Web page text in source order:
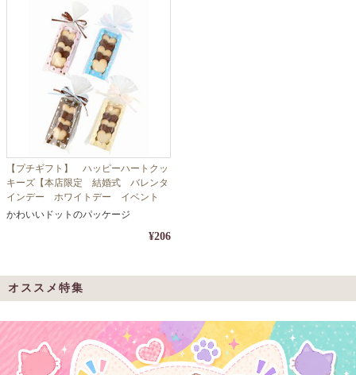
【プチギフト】 ハッピーハートクッ
キーズ【本店限定 結婚式 バレンタ
インデー ホワイトデー イベント
ばらまき】
かわいいドットのパッケージ
¥206
オススメ特集